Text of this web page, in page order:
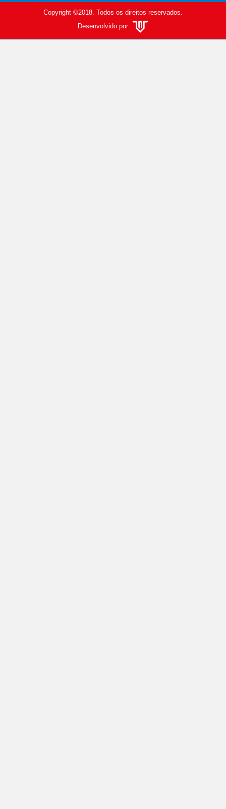
Copyright ©2018. Todos os direitos reservados.
Desenvolvido por: